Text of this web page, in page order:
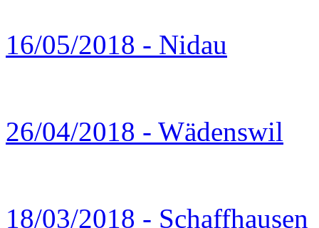
16/05/2018 - Nidau
26/04/2018 - Wädenswil
18/03/2018 - Schaffhausen